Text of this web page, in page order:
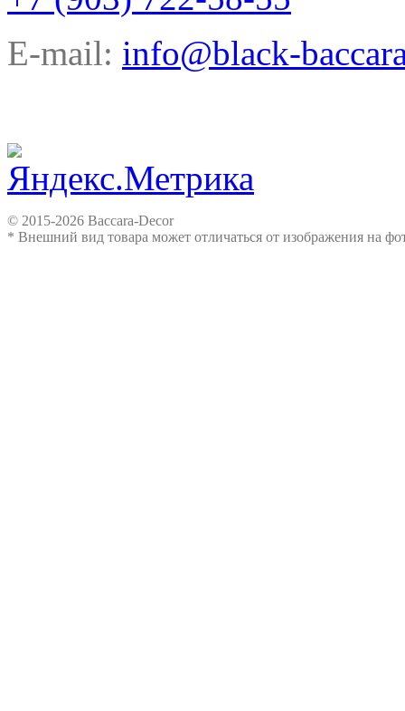
E-mail: info@black-
© 2015-2026 Baccara-Decor
* Внешний вид товара может отличаться от изображения на